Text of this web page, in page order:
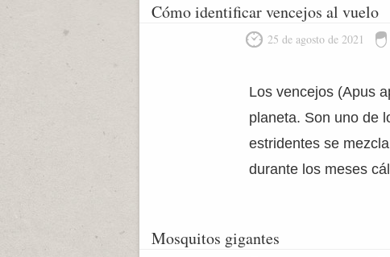
Cómo identificar vencejos al vuelo
25 de agosto de 2021
Los vencejos (Apus
planeta. Son uno de
estridentes se
durante los meses
Mosquitos gigantes